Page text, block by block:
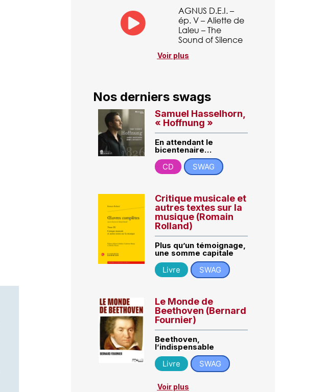
AGNUS D.E.I. –
ép. V – Aliette de
Laleu – The
Sound of Silence
Voir plus
Nos derniers swags
Samuel Hasselhorn,
« Hoffnung »
En attendant le
bicentenaire…
CD
SWAG
Critique musicale et
autres textes sur la
musique (Romain
Rolland)
Plus qu’un témoignage,
une somme capitale
Livre
SWAG
Le Monde de
Beethoven (Bernard
Fournier)
Beethoven,
l’indispensable
Livre
SWAG
Voir plus